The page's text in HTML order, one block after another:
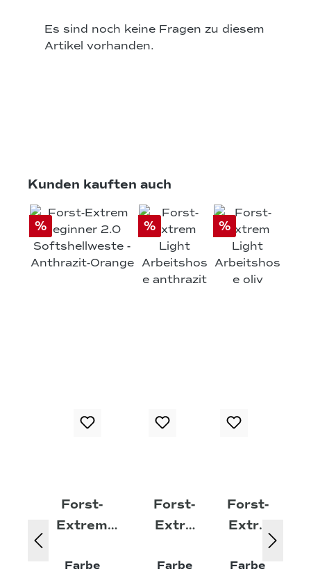
Es sind noch keine Fragen zu diesem
Artikel vorhanden.
Produktgalerie überspringen
Kunden kauften auch
%
Forst-
Extrem
2.0
Farbeauswählen
%
Forst-
Extre
Light
Farbeauswählen
%
Forst-
Extre
Light
Farbe